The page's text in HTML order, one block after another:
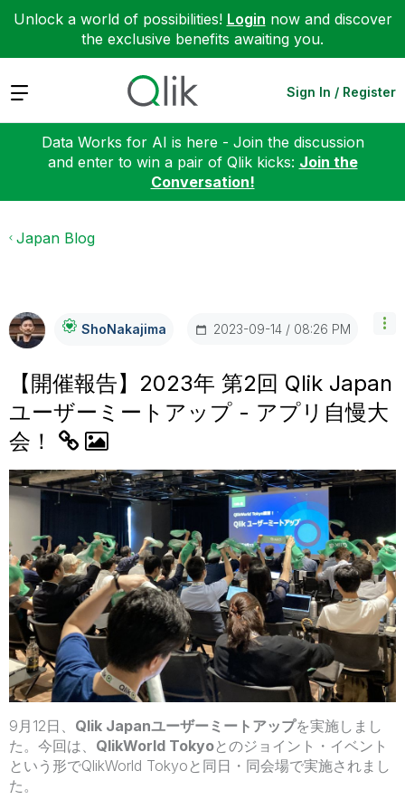
Unlock a world of possibilities! Login now and discover
the exclusive benefits awaiting you.
Expand Sign In / Register
Data Works for AI is here - Join the discussion
and enter to win a pair of Qlik kicks: Join the
Conversation!
Japan Blog
ShoNakajima ‎2023-09-14 08:26 PM
【開催報告】2023年 第2回 Qlik Japan
ユーザーミートアップ - アプリ自慢大
会！
9月12日、 Qlik Japanユーザーミートアップを実施しまし
た。今回は、 QlikWorld Tokyoとのジョイント・イベント
という形でQlikWorld Tokyoと同日・同会場で実施されまし
た。